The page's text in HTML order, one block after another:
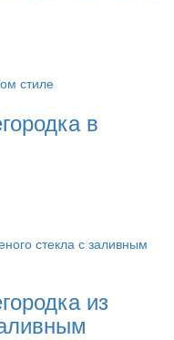
в
из